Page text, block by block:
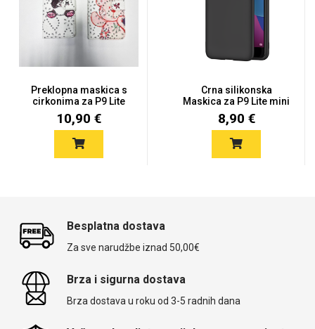
Preklopna maskica s
cirkonima za P9 Lite
Mini...
10,90 €
Crna silikonska
Maskica za P9 Lite mini
/ Y6 P...
8,90 €
Besplatna dostava
Za sve narudžbe iznad 50,00€
Brza i sigurna dostava
Brza dostava u roku od 3-5 radnih dana